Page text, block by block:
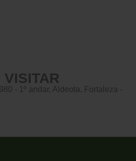
- 1º andar, Aldeota, Fortaleza -